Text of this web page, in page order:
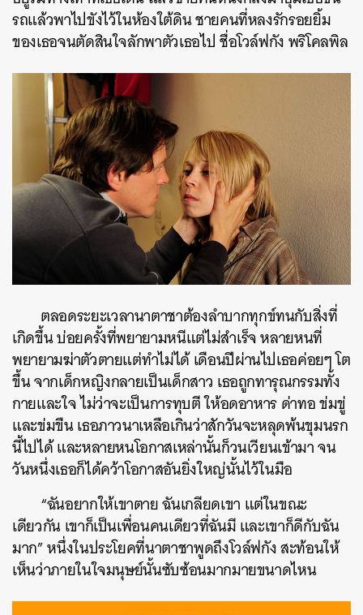
รถแล้วพาไปขังไว้ในห้องใต้ดิน ชายคนที่หลงรักรอยยิ้ม
ของเธอจนตัดสินใจลักพาตัวเธอไป ชื่อโวล์ฟกัง พริโคลพิล
ตลอดระยะเวลานาตาชาต้องลำบากทุกข์ทนกับสิ่งที่
เกิดขึ้น บ่อยครั้งที่พยายามหนีแต่ไม่สำเร็จ หลายหนที่
พยายามฆ่าตัวตายแต่ทำไม่ได้ เดือนปีผ่านไปเธอค่อยๆ โต
ขึ้น จากเด็กหญิงกลายเป็นเด็กสาว เธอถูกทารุณกรรมทั้ง
กายและใจ ไม่ว่าจะเป็นการทุบตี ให้อดอาหาร ด่าทอ ข่มขู่
และข่มขืน เธอภาวนาเหลือเกินว่าสักวันจะหลุดพ้นขุมนรก
นี้ไปได้ และหลายหนโอกาสเหล่านั้นก็วนเวียนเข้ามา จน
วันหนึ่งเธอก็ได้คว้าโอกาสอันยิ่งใหญ่นั้นไว้ในมือ
“ฉันอยากให้เขาตาย ฉันเกลียดเขา แต่ในขณะ
เดียวกัน เขาก็เป็นเพื่อนคนเดียวที่ฉันมี และเขาก็ดีกับฉัน
มาก” หนึ่งในประโยคที่นาตาชาพูดถึงโวล์ฟกัง สะท้อนให้
เห็นว่าภายในใจมนุษย์นั้นซับซ้อนมากมายขนาดไหน